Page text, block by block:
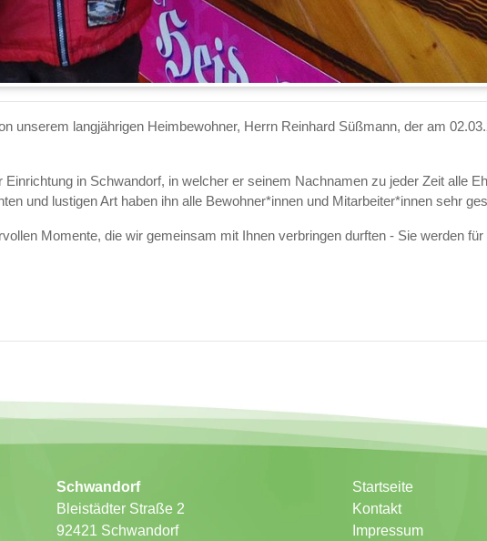
unserem langjährigen Heimbewohner, Herrn Reinhard Süßmann, der am
in Schwandorf, in welcher er seinem Nachnamen zu jeder Zeit alle
und lustigen Art haben ihn alle Bewohner*innen und Mitarbeiter*innen sehr
Momente, die wir gemeinsam mit Ihnen verbringen durften - Sie werden
Schwandorf
Bleistädter Straße 2
92421 Schwandorf
Startseite
Kontakt
Impressum